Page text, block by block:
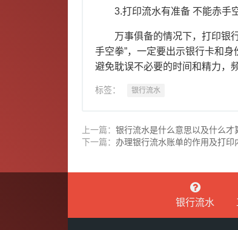
3.打印流水有准备 不能赤手
万事俱备的情况下，打印银行
手空拳”，一定要出示银行卡和
避免耽误不必要的时间和精力，
标签： 银行流水
上一篇：银行流水是什么意思以及什么才
下一篇：办理银行流水账单的作用及打印
银行流水